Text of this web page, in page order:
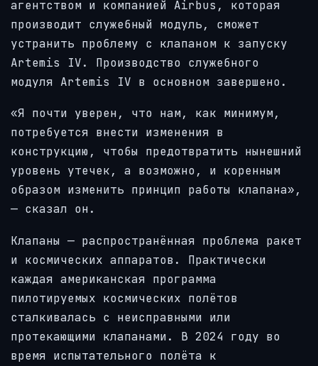
агентством и компанией Airbus, которая
производит служебный модуль, сможет
устранить проблему с клапаном к запуску
Artemis IV. Производство служебного
модуля Artemis IV в основном завершено.
«Я почти уверен, что нам, как минимум,
потребуется внести изменения в
конструкцию, чтобы предотвратить нынешний
уровень утечек, а возможно, и коренным
образом изменить принцип работы клапана»,
— сказал он.
Клапаны — распространённая проблема ракет
и космических аппаратов. Практически
каждая американская программа
пилотируемых космических полётов
сталкивалась с неисправными или
протекающими клапанами. В 2024 году во
время испытательного полёта к